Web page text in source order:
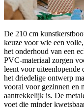
De 210 cm
keuze voor wie een
het onderhoud van een
PVC-materiaal zorgen
leent voor uiteenlopende
het driedelige ontwerp
vooral voor gezinnen en
aantrekkelijk is. De
voet die minder